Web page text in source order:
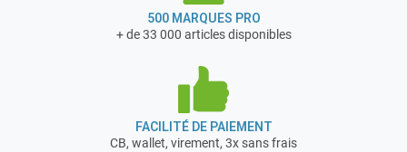
500 MARQUES PRO
+ de 33 000 articles disponibles
FACILITÉ DE PAIEMENT
CB, wallet, virement, 3x sans frais